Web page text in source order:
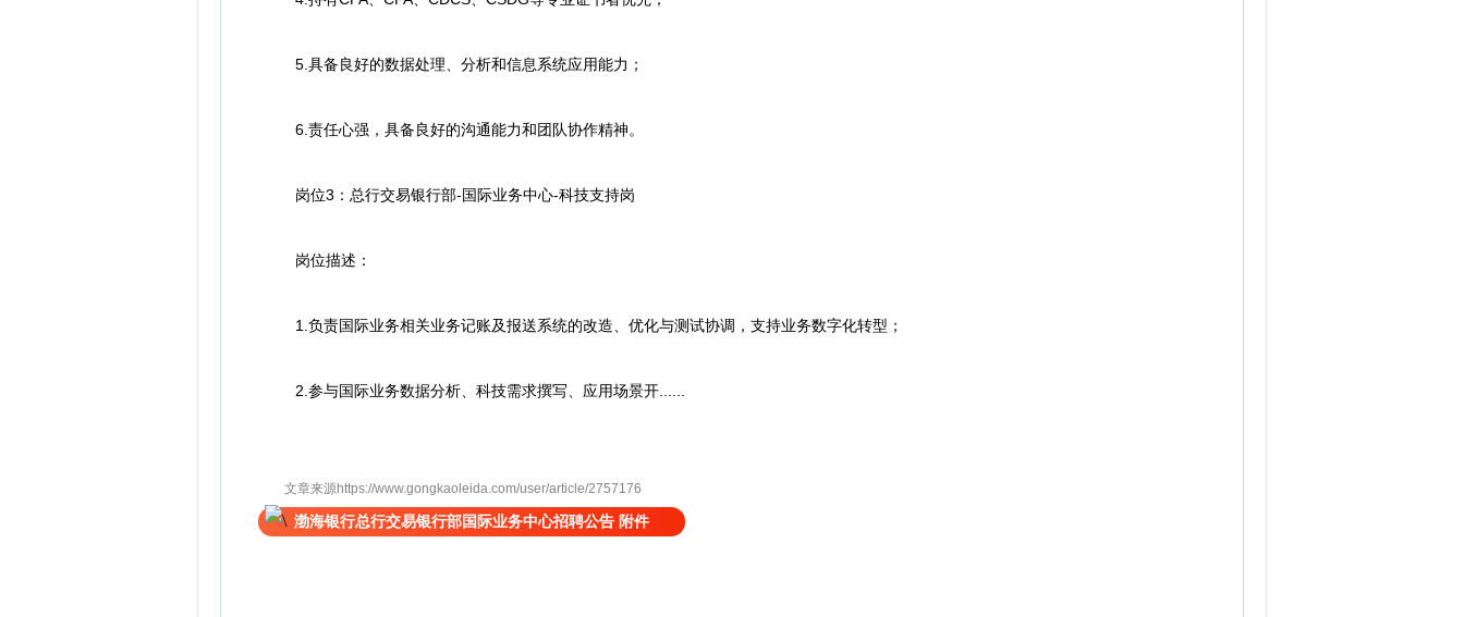
5.具备良好的数据处理、分析和信息系统应用能力；
6.责任心强，具备良好的沟通能力和团队协作精神。
岗位3：总行交易银行部-国际业务中心-科技支持岗
岗位描述：
1.负责国际业务相关业务记账及报送系统的改造、优化与测试协调，支持业务数字化转型；
2.参与国际业务数据分析、科技需求撰写、应用场景开......
文章来源https://www.gongkaoleida.com/user/article/2757176
渤海银行总行交易银行部国际业务中心招聘公告 附件